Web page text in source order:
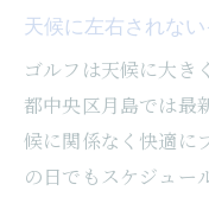
天候に左右されな
ゴルフは天候に大き
都中央区月島では最
候に関係なく快適に
の日でもスケジュー